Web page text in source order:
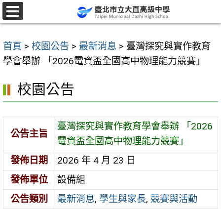
跳
至
要
內
區
首頁 > 校園公告 > 最新消息 > 臺灣探究與實作教育
學會舉辦 「2026電資盃全國高中物理能力競賽」
校園公告
公告主旨
臺灣探究與實作教育學會舉辦 「2026
電資盃全國高中物理能力競賽」
發佈日期
2026 年 4 月 23 日
發佈單位
設備組
公告類別
最新消息, 學生與家長, 競賽與活動
選
單